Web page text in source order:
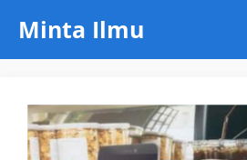
content
Minta Ilmu